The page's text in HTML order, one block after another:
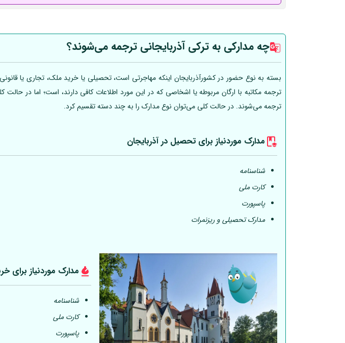
چه مدارکی به ترکی آذربایجانی ترجمه می‌شوند؟
بسته به نوع حضور در کشورآذربایجان اینکه مهاجرتی است، تحصیلی یا خرید ملک، تجاری یا
ترجمه مکاتبه با ارگان مربوطه یا اشخاصی که در این مورد اطلاعات کافی دارند، است؛ اما در
ترجمه می‌شوند. در حالت کلی می‌توان نوع مدارک را به چند دسته تقسیم کرد.
مدارک موردنیاز برای تحصیل در آذربایجان
شناسنامه
کارت ملی
پاسپورت
مدارک تحصیلی و ریزنمرات
مدارک موردنیاز برای
شناسنامه
کارت ملی
پاسپورت